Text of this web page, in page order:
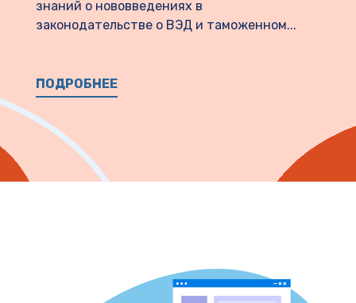
знаний о нововведениях в
законодательстве о ВЭД и таможенном...
ПОДРОБНЕЕ